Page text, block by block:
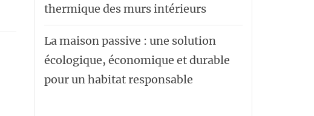
thermique des murs intérieurs
La maison passive : une solution
écologique, économique et durable
pour un habitat responsable